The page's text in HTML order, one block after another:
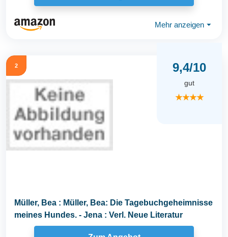
Mehr anzeigen ⏷
2 9,4/10
gut
★★★★
Müller, Bea : Müller, Bea: Die Tagebuchgeheimnisse
meines Hundes. - Jena : Verl. Neue Literatur